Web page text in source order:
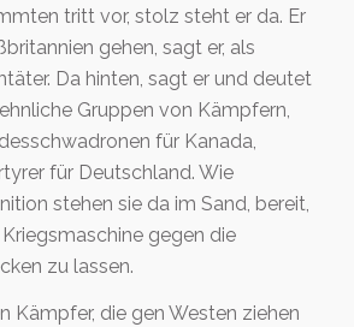
tritt vor, stolz steht er da. Er
gehen, sagt er, als
Da hinten, sagt er und deutet
Gruppen von Kämpfern,
für Kanada,
für Deutschland. Wie
stehen sie da im Sand, bereit,
gegen die
zu lassen.
Kämpfer, die gen Westen ziehen